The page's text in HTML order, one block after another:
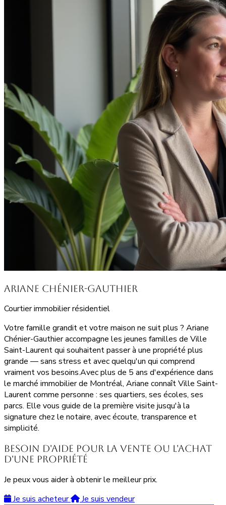
Ariane Chénier-Gauthier
Courtier immobilier résidentiel
Votre famille grandit et votre maison ne suit plus ? Ariane
Chénier-Gauthier accompagne les jeunes familles de Ville
Saint-Laurent qui souhaitent passer à une propriété plus
grande — sans stress et avec quelqu'un qui comprend
vraiment vos besoins.Avec plus de 5 ans d'expérience dans
le marché immobilier de Montréal, Ariane connaît Ville Saint-
Laurent comme personne : ses quartiers, ses écoles, ses
parcs. Elle vous guide de la première visite jusqu'à la
signature chez le notaire, avec écoute, transparence et
simplicité.
Besoin d'aide pour la vente ou l'achat
d'une propriété
Je peux vous aider à obtenir le meilleur prix.
Je suis acheteur
Je suis vendeur